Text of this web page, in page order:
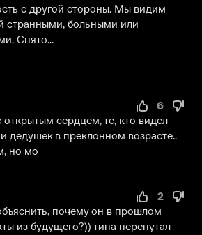
с другой стороны. Мы видим
странными, больными или
Снято...
6
сердцем, те, кто видел
дедушек в преклонном возрасте..
но мо
2
почему он в прошлом
из будущего?)) типа перепутал